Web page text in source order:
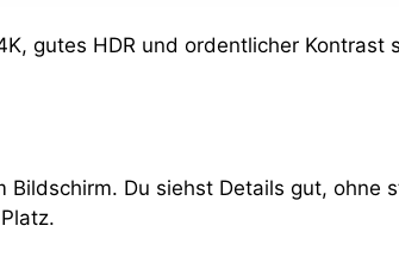
gutes HDR und ordentlicher Kontrast
Du siehst Details gut, ohne